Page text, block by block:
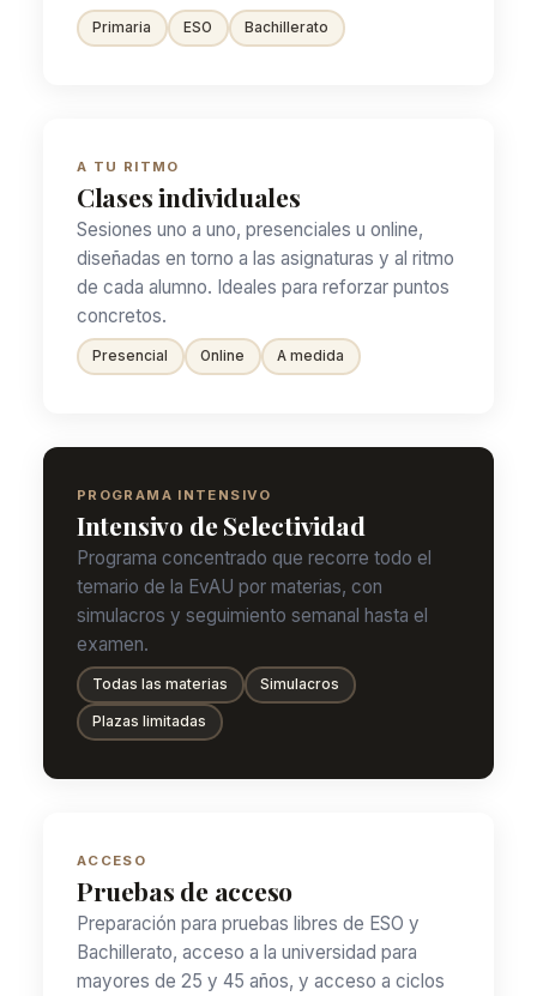
Primaria ESO Bachillerato
A TU RITMO
Clases individuales
Sesiones uno a uno, presenciales u online,
diseñadas en torno a las asignaturas y al ritmo
de cada alumno. Ideales para reforzar puntos
concretos.
Presencial Online A medida
PROGRAMA INTENSIVO
Intensivo de Selectividad
Programa concentrado que recorre todo el
temario de la EvAU por materias, con
simulacros y seguimiento semanal hasta el
examen.
Todas las materias Simulacros
Plazas limitadas
ACCESO
Pruebas de acceso
Preparación para pruebas libres de ESO y
Bachillerato, acceso a la universidad para
mayores de 25 y 45 años, y acceso a ciclos